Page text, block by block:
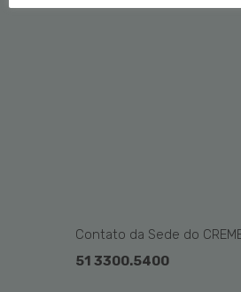
Contato da Sede do
51 3300.5400